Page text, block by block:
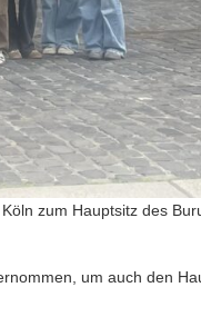
zum Hauptsitz des
um auch den